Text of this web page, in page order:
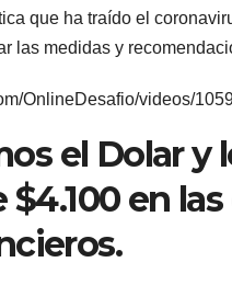
que ha traído el
las medidas y
OnlineDesafio/videos/
el Dolar y
en